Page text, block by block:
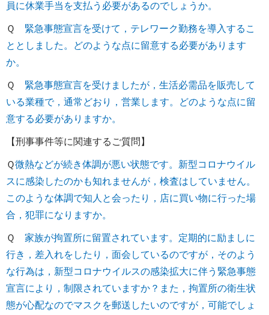
員に休業手当を支払う必要があるのでしょうか。
Ｑ 緊急事態宣言を受けて，テレワーク勤務を導入するこ
ととしました。どのような点に留意する必要があります
か。
Ｑ 緊急事態宣言を受けましたが，生活必需品を販売して
いる業種で，通常どおり，営業します。どのような点に留
意する必要がありますか。
【刑事事件等に関連するご質問】
Ｑ微熱などが続き体調が悪い状態です。新型コロナウイル
スに感染したのかも知れませんが，検査はしていません。
このような体調で知人と会ったり，店に買い物に行った場
合，犯罪になりますか。
Ｑ 家族が拘置所に留置されています。定期的に励ましに
行き，差入れをしたり，面会しているのですが，そのよう
な行為は，新型コロナウイルスの感染拡大に伴う緊急事態
宣言により，制限されていますか？また，拘置所の衛生状
態が心配なのでマスクを郵送したいのですが，可能でしょ